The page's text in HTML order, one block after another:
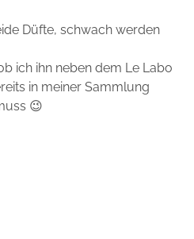
Düfte, schwach werden
ich ihn neben dem Le Labo
in meiner Sammlung
😉